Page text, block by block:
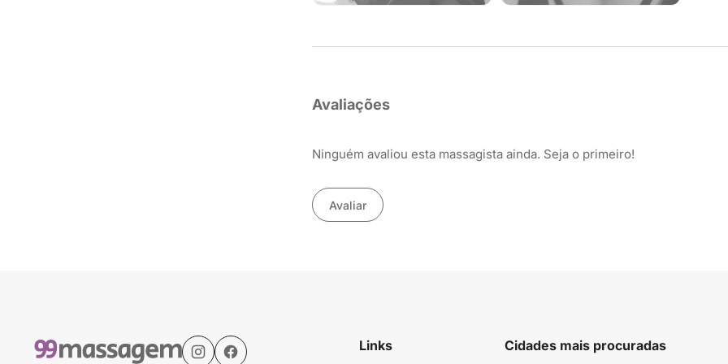
Avaliações
Ninguém avaliou esta massagista ainda. Seja o primeiro!
Avaliar
Links Cidades mais procuradas